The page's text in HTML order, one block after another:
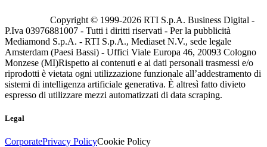
Copyright © 1999-2026 RTI S.p.A. Business Digital -
P.Iva 03976881007 - Tutti i diritti riservati - Per la pubblicità
Mediamond S.p.A. - RTI S.p.A., Mediaset N.V., sede legale
Amsterdam (Paesi Bassi) - Uffici Viale Europa 46, 20093 Cologno
Monzese (MI)Rispetto ai contenuti e ai dati personali trasmessi e/o
riprodotti è vietata ogni utilizzazione funzionale all’addestramento di
sistemi di intelligenza artificiale generativa. È altresì fatto divieto
espresso di utilizzare mezzi automatizzati di data scraping.
Legal
CorporatePrivacy PolicyCookie Policy